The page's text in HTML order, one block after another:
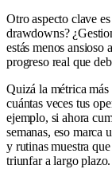
Otro aspecto clave es
drawdowns?
estás menos ansioso
progreso real que
Quizá la métrica más
cuántas veces tus
ejemplo, si ahora
semanas, eso marca
y rutinas muestra
triunfar a largo plazo.